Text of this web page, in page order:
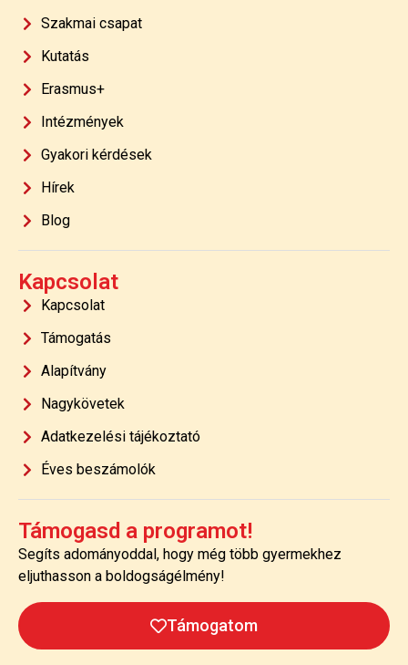
Szakmai csapat
Kutatás
Erasmus+
Intézmények
Gyakori kérdések
Hírek
Blog
Kapcsolat
Kapcsolat
Támogatás
Alapítvány
Nagykövetek
Adatkezelési tájékoztató
Éves beszámolók
Támogasd a programot!
Segíts adományoddal, hogy még több gyermekhez
eljuthasson a boldogságélmény!
Támogatom